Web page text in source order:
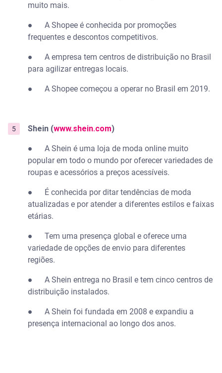
muito mais.
● A Shopee é conhecida por promoções
frequentes e descontos competitivos.
● A empresa tem centros de distribuição no Brasil
para agilizar entregas locais.
● A Shopee começou a operar no Brasil em 2019.
Shein (www.shein.com)
● A Shein é uma loja de moda online muito
popular em todo o mundo por oferecer variedades de
roupas e acessórios a preços acessíveis.
●
É conhecida por ditar tendências de moda
atualizadas e por atender a diferentes estilos e faixas
etárias.
● Tem uma presença global e oferece uma
variedade de opções de envio para diferentes
regiões.
● A Shein entrega no Brasil e tem cinco centros de
distribuição instalados.
● A Shein foi fundada em 2008 e expandiu a
presença internacional ao longo dos anos.